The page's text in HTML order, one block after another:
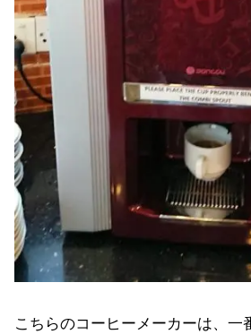
こちらのコーヒーメーカーは、一